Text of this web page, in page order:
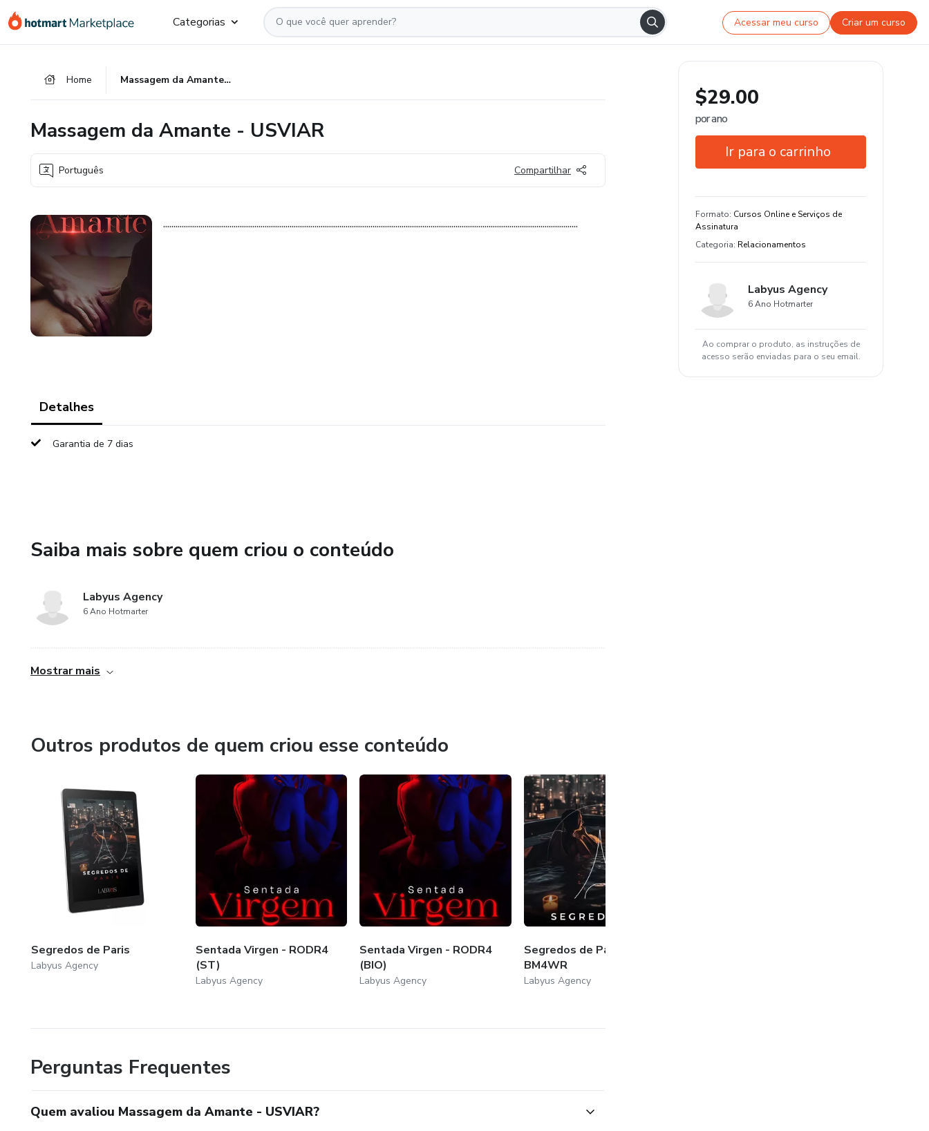
para
para
para
Categorias Acessar meu curso Criar um curso
Home Massagem da Amante - USVIAR
Massagem da Amante - USVIAR
Português Compartilhar
........................................................................................................................................................................................................
Detalhes
Garantia de 7 dias
Saiba mais sobre quem criou o conteúdo
Labyus Agency
6 Ano Hotmarter
Mostrar mais
Outros produtos de quem criou esse conteúdo
Segredos de Paris
Labyus Agency
Sentada Virgen - RODR4
(ST)
Labyus Agency
Sentada Virgen - RODR4
(BIO)
Labyus Agency
Segredos de Paris -
BM4WR
Labyus Agency
Perguntas Frequentes
Quem avaliou Massagem da Amante - USVIAR?
$29.00
por ano
Ir para o carrinho
Formato: Cursos Online e Serviços de
Assinatura
Categoria: Relacionamentos
Labyus Agency
6 Ano Hotmarter
Ao comprar o produto, as instruções de
acesso serão enviadas para o seu email.